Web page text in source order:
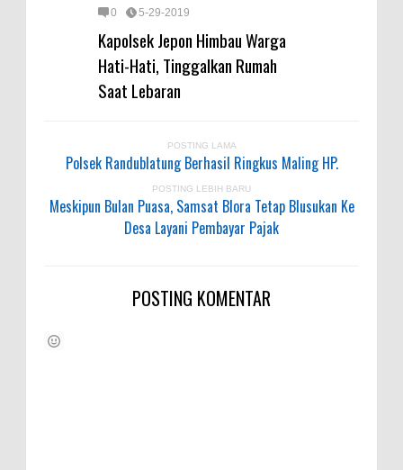
0 5-29-2019
Kapolsek Jepon Himbau Warga
Hati-Hati, Tinggalkan Rumah
Saat Lebaran
POSTING LAMA
Polsek Randublatung Berhasil Ringkus Maling HP.
POSTING LEBIH BARU
Meskipun Bulan Puasa, Samsat Blora Tetap Blusukan Ke
Desa Layani Pembayar Pajak
POSTING KOMENTAR